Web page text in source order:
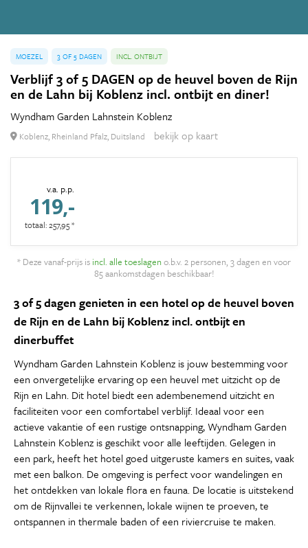
MOEZEL 3 OF 5 DAGEN INCL. ONTBIJT
Verblijf 3 of 5 DAGEN op de heuvel boven de Rijn
en de Lahn bij Koblenz incl. ontbijt en diner!
Wyndham Garden Lahnstein Koblenz
Koblenz, Rheinland Pfalz, Duitsland bekijk op kaart
v.a. p.p.
119,-
totaal: 257,95 *
* Deze vanaf-prijs is incl. alle toeslagen o.b.v. 2 personen, 3 dagen en voor
85 aankomstdagen beschikbaar!
3 of 5 dagen genieten in een hotel op de heuvel boven
de Rijn en de Lahn bij Koblenz incl. ontbijt en
dinerbuffet
Wyndham Garden Lahnstein Koblenz is jouw bestemming voor
een onvergetelijke ervaring op een heuvel met uitzicht op de
Rijn en Lahn. Dit hotel biedt een adembenemend uitzicht en
faciliteiten voor een comfortabel verblijf. Ideaal voor een
actieve vakantie of een rustige ontsnapping, Wyndham Garden
Lahnstein Koblenz is geschikt voor alle leeftijden. Gelegen in
een park, heeft het hotel goed uitgeruste kamers en suites, vaak
met een balkon. De omgeving is perfect voor wandelingen en
het ontdekken van lokale flora en fauna. De locatie is uitstekend
om de Rijnvallei te verkennen, lokale wijnen te proeven, te
ontspannen in thermale baden of een riviercruise te maken.